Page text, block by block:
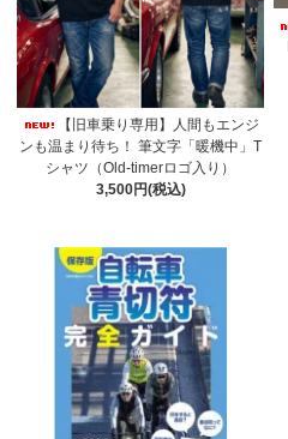
【旧車乗り専用】人間もエンジ
ンも温まり待ち！ 筆文字「暖機中」T
シャツ（Old-timerロゴ入り）
3,500円(税込)